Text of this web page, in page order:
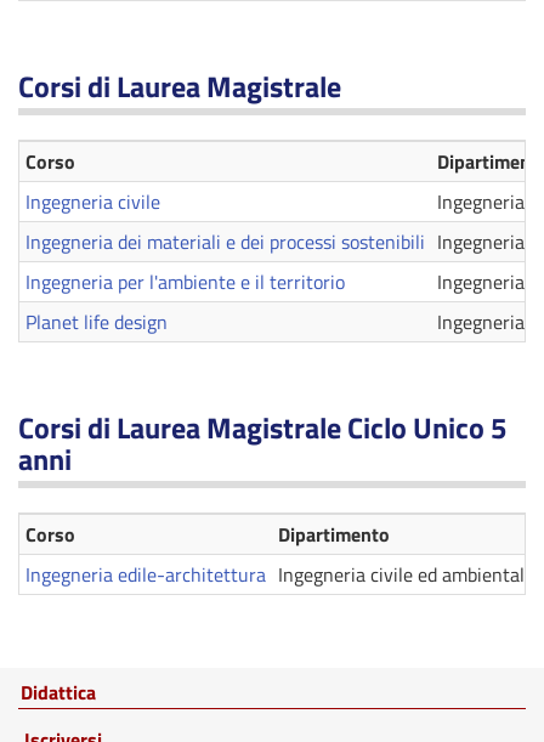
Corsi di Laurea Magistrale
Corso
Ingegneria civile
Ingegneria
Ingegneria dei materiali e dei processi sostenibili Ingegneria
Ingegneria per l'ambiente e il territorio
Ingegneria
Planet life design
Ingegneria
Corsi di Laurea Magistrale Ciclo Unico 5
anni
Corso
Dipartimento
Ingegneria edile-architettura Ingegneria civile ed ambientale
Didattica